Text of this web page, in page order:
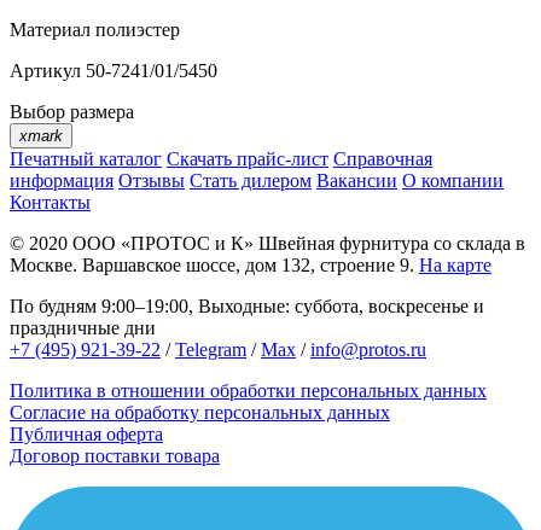
Материал полиэстер
Артикул 50-7241/01/5450
Выбор размера
xmark
Печатный каталог Скачать прайс-лист Справочная
информация Отзывы Стать дилером Вакансии О компании
Контакты
© 2020 ООО «ПРОТОС и К» Швейная фурнитура со склада в
Москве. Варшавское шоссе, дом 132, строение 9. На карте
По будням 9:00–19:00, Выходные: суббота, воскресенье и
праздничные дни
+7 (495) 921-39-22 /Telegram /Max /info@protos.ru
Политика в отношении обработки персональных данных
Согласие на обработку персональных данных
Публичная оферта
Договор поставки товара